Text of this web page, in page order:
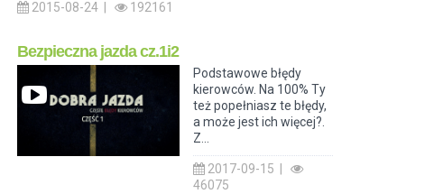
2015-08-24 | 192161
Bezpieczna jazda cz.1i2
Podstawowe błędy
kierowców. Na 100% Ty
też popełniasz te błędy,
a może jest ich więcej?.
Z...
2017-09-15 |
46075